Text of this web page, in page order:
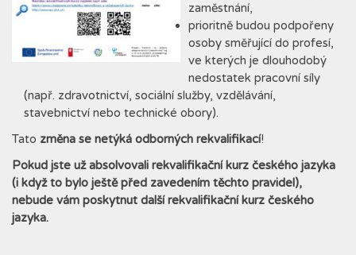
zaměstnání,
prioritně budou podpořeny
osoby směřující do profesí,
ve kterých je dlouhodobý
nedostatek pracovní síly
(např. zdravotnictví, sociální služby, vzdělávání,
stavebnictví nebo technické obory).
Tato změna se netýká odborných rekvalifikací!
Pokud jste už absolvovali rekvalifikační kurz českého jazyka
(i když to bylo ještě před zavedením těchto pravidel),
nebude vám poskytnut další rekvalifikační kurz českého
jazyka.